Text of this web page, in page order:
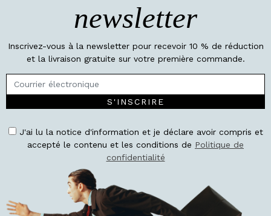
newsletter
Inscrivez-vous à la newsletter pour recevoir 10 % de réduction
et la livraison gratuite sur votre première commande.
S'INSCRIRE
J'ai lu la notice d'information et je déclare avoir compris et
accepté le contenu et les conditions de Politique de
confidentialité